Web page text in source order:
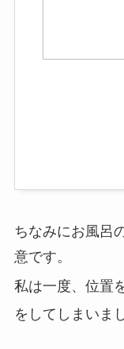
ちなみにお風呂
意です。
私は一度、位置
をしてしまいま